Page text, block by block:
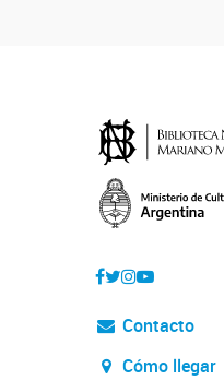
Contacto
Cómo llegar